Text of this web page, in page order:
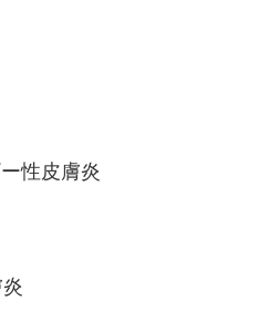
性皮膚炎